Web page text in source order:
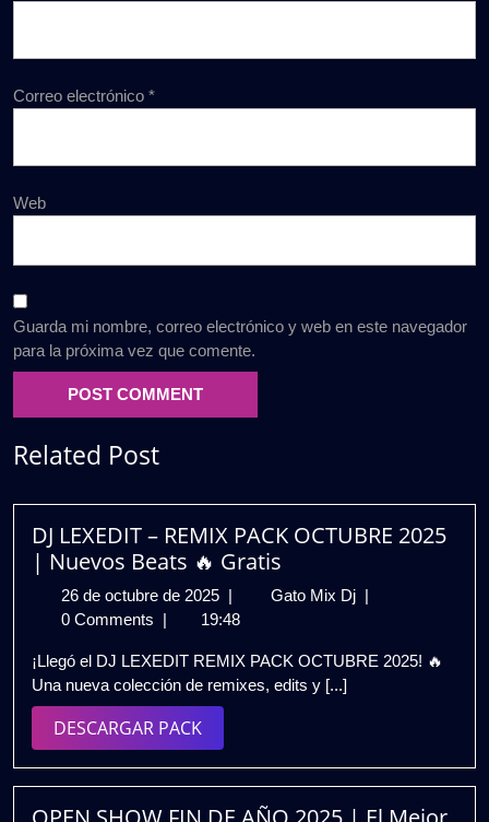
Correo electrónico *
Web
Guarda mi nombre, correo electrónico y web en este navegador
para la próxima vez que comente.
Related Post
DJ LEXEDIT – REMIX PACK OCTUBRE 2025
| Nuevos Beats 🔥 Gratis
26 de octubre de 2025 26
de
de
2025
| Gato Mix Dj DJ
REMIX
Nuevos
Beats
|
0 Comments | 19:48
¡Llegó el DJ LEXEDIT REMIX PACK OCTUBRE 2025! 🔥
Una nueva colección de remixes, edits y [...]
DESCARGAR PACKDESCARGAR
PACK